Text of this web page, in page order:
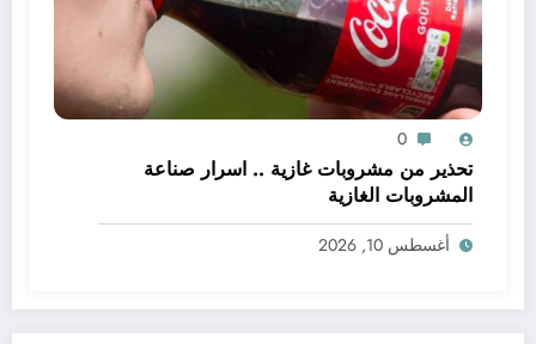
0
تحذير من مشروبات غازية .. اسرار صناعة
المشروبات الغازية
أغسطس 10, 2026